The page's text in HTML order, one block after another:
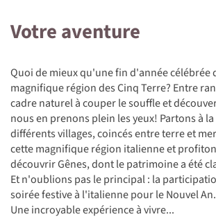
Votre aventure
Quoi de mieux qu'une fin d'année célébrée
magnifique région des Cinq Terre? Entre
cadre naturel à couper le souffle et
nous en prenons plein les yeux! Partons à
différents villages, coincés entre terre et
cette magnifique région italienne et
découvrir Gênes, dont le patrimoine a été
Et n'oublions pas le principal : la
soirée festive à l'italienne pour le Nouvel An.
Une incroyable expérience à vivre...